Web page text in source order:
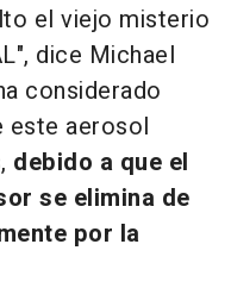
el viejo misterio
dice Michael
considerado
este aerosol
debido a que el
se elimina de
por la